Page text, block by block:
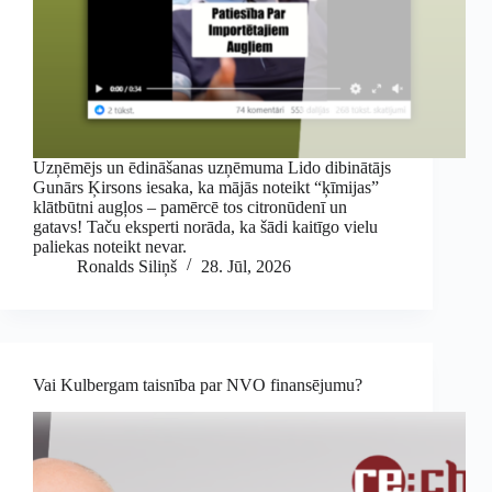
Uzņēmējs un ēdināšanas uzņēmuma Lido dibinātājs
Gunārs Ķirsons iesaka, ka mājās noteikt “ķīmijas”
klātbūtni augļos – pamērcē tos citronūdenī un
gatavs! Taču eksperti norāda, ka šādi kaitīgo vielu
paliekas noteikt nevar.
Ronalds Siliņš
28. Jūl, 2026
Vai Kulbergam taisnība par NVO finansējumu?